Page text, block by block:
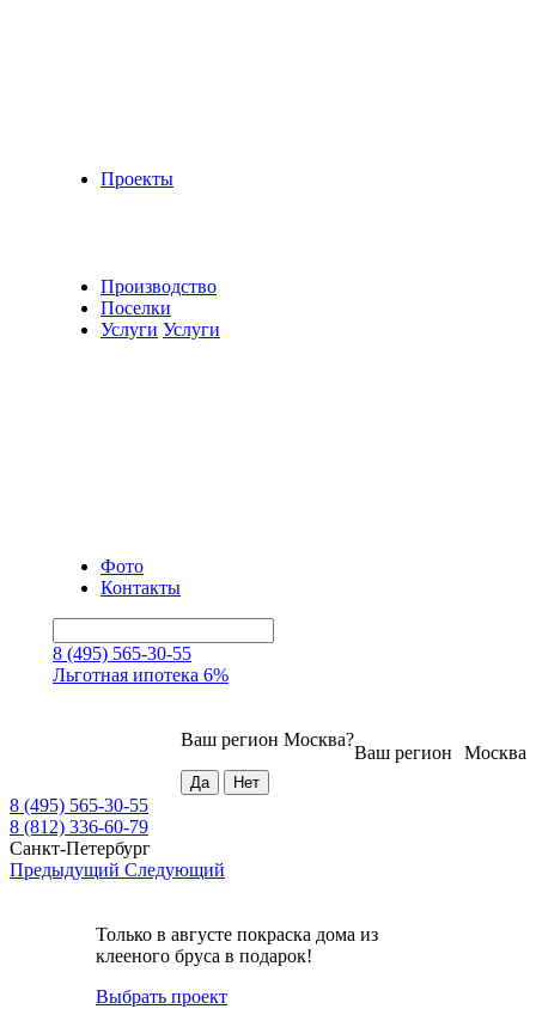
Проекты
Производство
Поселки
Услуги Услуги
Фото
Контакты
8 (495) 565-30-55
Льготная ипотека 6%
Москва
Ваш регион
Ваш регион Москва?
8 (495) 565-30-55
8 (812) 336-60-79
Санкт-Петербург
Предыдущий Следующий
Только в августе покраска дома из
клееного бруса в подарок!
Выбрать проект